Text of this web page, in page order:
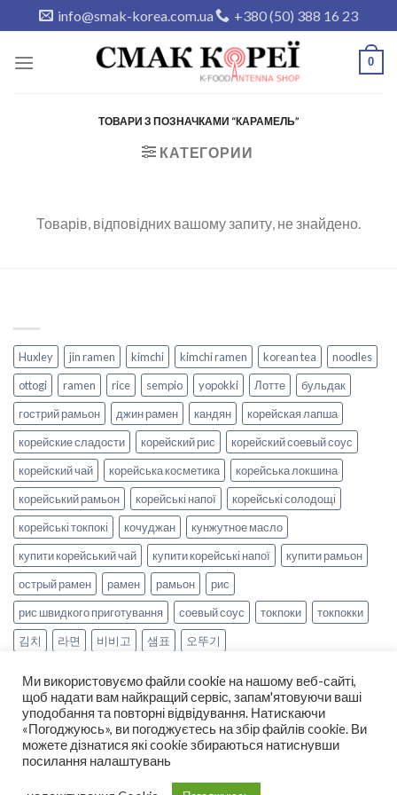
to
content
info@smak-korea.com.ua +380 (50) 388 16 23
0
ТОВАРИ З ПОЗНАЧКАМИ “КАРАМЕЛЬ”
КАТЕГОРИИ
Товарів, відповідних вашому запиту, не знайдено.
Huxley jin ramen kimchi kimchi ramen korean tea
noodles
ottogi
ramen rice sempio yopokki Лотте
бульдак
гострий рамьон
джин рамен кандян
корейская лапша
корейские сладости
корейский рис
корейский соевый соус
корейский чай
корейська косметика
корейська локшина
корейський рамьон
корейські напої
корейські солодощі
корейські токпокі
кочуджан
кунжутное масло
купити корейський чай
купити корейські напої
купити рамьон
острый рамен
рамен рамьон
рис
рис швидкого приготування
соевый соус токпоки
токпокки
김치
라면 비비고 샘표 오뚜기
НОВИНИ РЕЦЕПТИ
ОПЛАТА ТА ДОСТАВКА
ДОГОВІР ОФЕРТИ
Ми використовуємо файли cookie на нашому веб-сайті,
щоб надати вам найкращий сервіс, запам'ятовуючи ваші
уподобання та повторні відвідування. Натискаючи
«Погоджуюсь», ви погоджуєтесь на збір файлів cookie. Ви
можете дізнатися які cookie збираються натиснувши
посилання налаштувань